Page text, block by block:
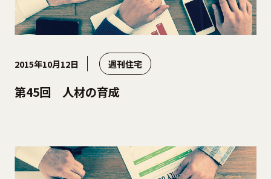
2015年10月12日 週刊住宅
第45回 人材の育成